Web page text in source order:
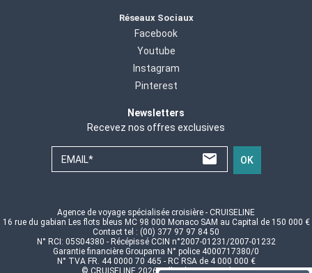
Réseaux Sociaux
Facebook
Youtube
Instagram
Pinterest
Newsletters
Recevez nos offres exclusives
EMAIL* OK
Agence de voyage spécialisée croisière - CRUISELINE
16 rue du gabian Les flots bleus MC 98 000 Monaco SAM au Capital de 150 000 €
Contact tel : (00) 377 97 97 84 50
N° RCI: 05S04380 - Récépissé CCIN n°2007-01231/2007-01232
Garantie financière Groupama N° police 4000717380/0
N° TVA FR. 44 0000 70 465 - RC RSA de 4 000 000 €
© CRUISELINE 2026 - all rights reserved